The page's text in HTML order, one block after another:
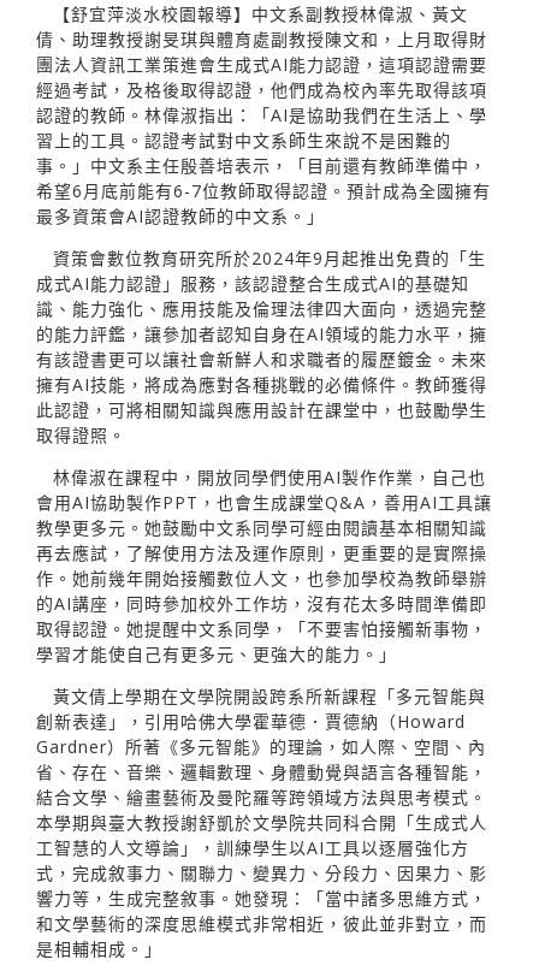
【舒宜萍淡水校園報導】中文系副教授林偉淑、黃文
倩、助理教授謝旻琪與體育處副教授陳文和，上月取得財
團法人資訊工業策進會生成式AI能力認證，這項認證需要
經過考試，及格後取得認證，他們成為校內率先取得該項
認證的教師。林偉淑指出：「AI是協助我們在生活上、學
習上的工具。認證考試對中文系師生來說不是困難的
事。」中文系主任殷善培表示，「目前還有教師準備中，
希望6月底前能有6-7位教師取得認證。預計成為全國擁有
最多資策會AI認證教師的中文系。」
資策會數位教育研究所於2024年9月起推出免費的「生
成式AI能力認證」服務，該認證整合生成式AI的基礎知
識、能力強化、應用技能及倫理法律四大面向，透過完整
的能力評鑑，讓參加者認知自身在AI領域的能力水平，擁
有該證書更可以讓社會新鮮人和求職者的履歷鍍金。未來
擁有AI技能，將成為應對各種挑戰的必備條件。教師獲得
此認證，可將相關知識與應用設計在課堂中，也鼓勵學生
取得證照。
林偉淑在課程中，開放同學們使用AI製作作業，自己也
會用AI協助製作PPT，也會生成課堂Q&A，善用AI工具讓
教學更多元。她鼓勵中文系同學可經由閱讀基本相關知識
再去應試，了解使用方法及運作原則，更重要的是實際操
作。她前幾年開始接觸數位人文，也參加學校為教師舉辦
的AI講座，同時參加校外工作坊，沒有花太多時間準備即
取得認證。她提醒中文系同學，「不要害怕接觸新事物，
學習才能使自己有更多元、更強大的能力。」
黃文倩上學期在文學院開設跨系所新課程「多元智能與
創新表達」，引用哈佛大學霍華德．賈德納（Howard
Gardner）所著《多元智能》的理論，如人際、空間、內
省、存在、音樂、邏輯數理、身體動覺與語言各種智能，
結合文學、繪畫藝術及曼陀羅等跨領域方法與思考模式。
本學期與臺大教授謝舒凱於文學院共同科合開「生成式人
工智慧的人文導論」，訓練學生以AI工具以逐層強化方
式，完成敘事力、關聯力、變異力、分段力、因果力、影
響力等，生成完整敘事。她發現：「當中諸多思維方式，
和文學藝術的深度思維模式非常相近，彼此並非對立，而
是相輔相成。」